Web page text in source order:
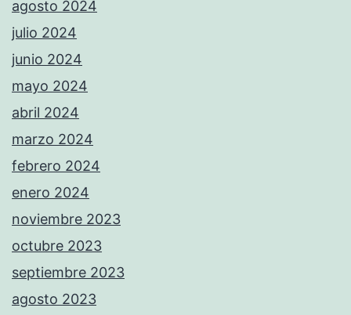
agosto 2024
julio 2024
junio 2024
mayo 2024
abril 2024
marzo 2024
febrero 2024
enero 2024
noviembre 2023
octubre 2023
septiembre 2023
agosto 2023